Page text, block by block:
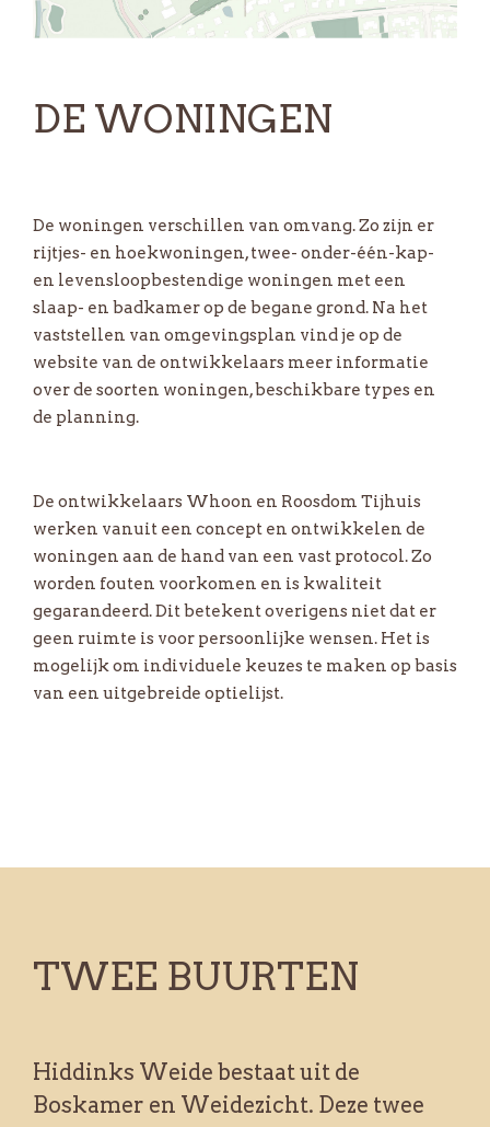
DE WONINGEN
De woningen verschillen van omvang. Zo zijn er
rijtjes- en hoekwoningen, twee- onder-één-kap-
en levensloopbestendige woningen met een
slaap- en badkamer op de begane grond. Na het
vaststellen van omgevingsplan vind je op de
website van de ontwikkelaars meer informatie
over de soorten woningen, beschikbare types en
de planning.
De ontwikkelaars Whoon en Roosdom Tijhuis
werken vanuit een concept en ontwikkelen de
woningen aan de hand van een vast protocol. Zo
worden fouten voorkomen en is kwaliteit
gegarandeerd. Dit betekent overigens niet dat er
geen ruimte is voor persoonlijke wensen. Het is
mogelijk om individuele keuzes te maken op basis
van een uitgebreide optielijst.
TWEE BUURTEN
Hiddinks Weide bestaat uit de
Boskamer en Weidezicht. Deze twee